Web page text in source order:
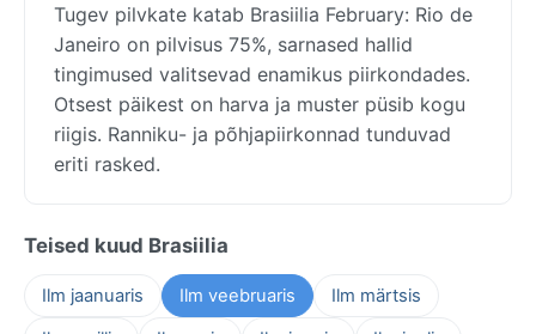
Tugev pilvkate katab Brasiilia February: Rio de
Janeiro on pilvisus 75%, sarnased hallid
tingimused valitsevad enamikus piirkondades.
Otsest päikest on harva ja muster püsib kogu
riigis. Ranniku- ja põhjapiirkonnad tunduvad
eriti rasked.
Teised kuud Brasiilia
Ilm jaanuaris Ilm veebruaris
Ilm märtsis